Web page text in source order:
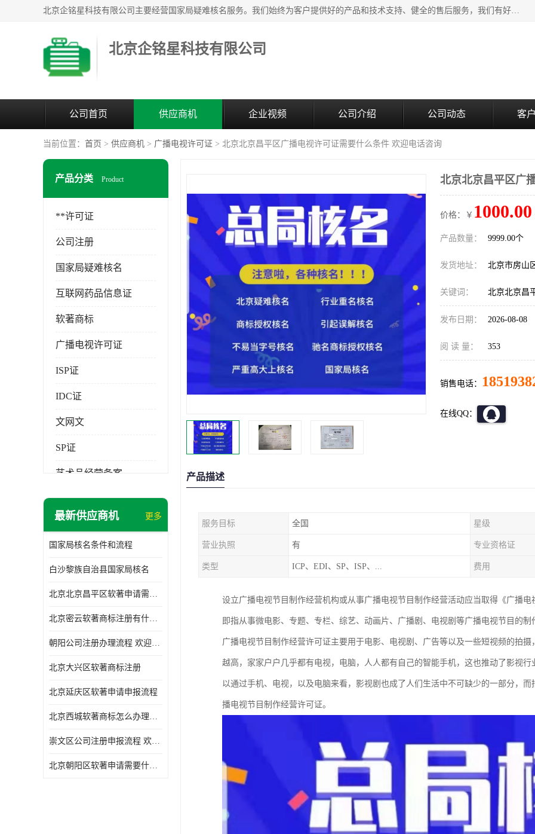
北京企铭星科技有限公司主要经营国家局疑难核名服务。我们始终为客户提供好的产品和技术支持、健全的售后服务，我们有好的产品和专业的销售和技术团队，我公司属于北京企业管理及投资咨询黄页行业，如果您对我公司的产品服务有兴趣，期待您在线留言或者来电咨询。
北京企铭星科技有限公司
公司首页 供应商机 企业视频 公司介绍 公司动态 客
当前位置： 首页 > 供应商机 > 广播电视许可证 > 北京北京昌平区广播电视许可证需要什么条件 欢迎电话咨询
产品分类 Product
**许可证
公司注册
国家局疑难核名
互联网药品信息证
软著商标
广播电视许可证
ISP证
IDC证
文网文
SP证
艺术品经营备案
最新供应商机 更多
国家局核名条件和流程
白沙黎族自治县国家局核名
北京北京昌平区软著申请需要什么条件 软件著作权 欢迎电话咨询
北京密云软著商标注册有什么要求 软件著作权 欢迎电话咨询
朝阳公司注册办理流程 欢迎电话咨询
北京大兴区软著商标注册
北京延庆区软著申请申报流程
北京西城软著商标怎么办理流程 欢迎电话咨询
崇文区公司注册申报流程 欢迎电话咨询
北京朝阳区软著申请需要什么条件 欢迎电话咨询
北京北京昌平区广
价格：￥ 1000.00
产品数量： 9999.00个
发货地址： 北京市房
关键词： 北京北京昌
发布日期： 2026-08-08
阅 读 量： 353
销售电话：
在线QQ：
产品描述
服务目标 全国 星级
营业执照 有 专业资格证
类型 ICP、EDI、SP、ISP、... 费用
设立广播电视节目制作经营机构或从事广播电视节目制作经营活动应当取得《广播
即指从事微电影、专题、专栏、综艺、动画片、广播剧、电视剧等广播电视节目的
广播电视节目制作经营许可证主要用于电影、电视剧、广告等以及一些短视频的拍
越高，家家户户几乎都有电视，电脑，人人都有自己的智能手机，这也推动了影视
以通过手机、电视，以及电脑来看，影视剧也成了人们生活中不可缺少的一部分，
播电视节目制作经营许可证。